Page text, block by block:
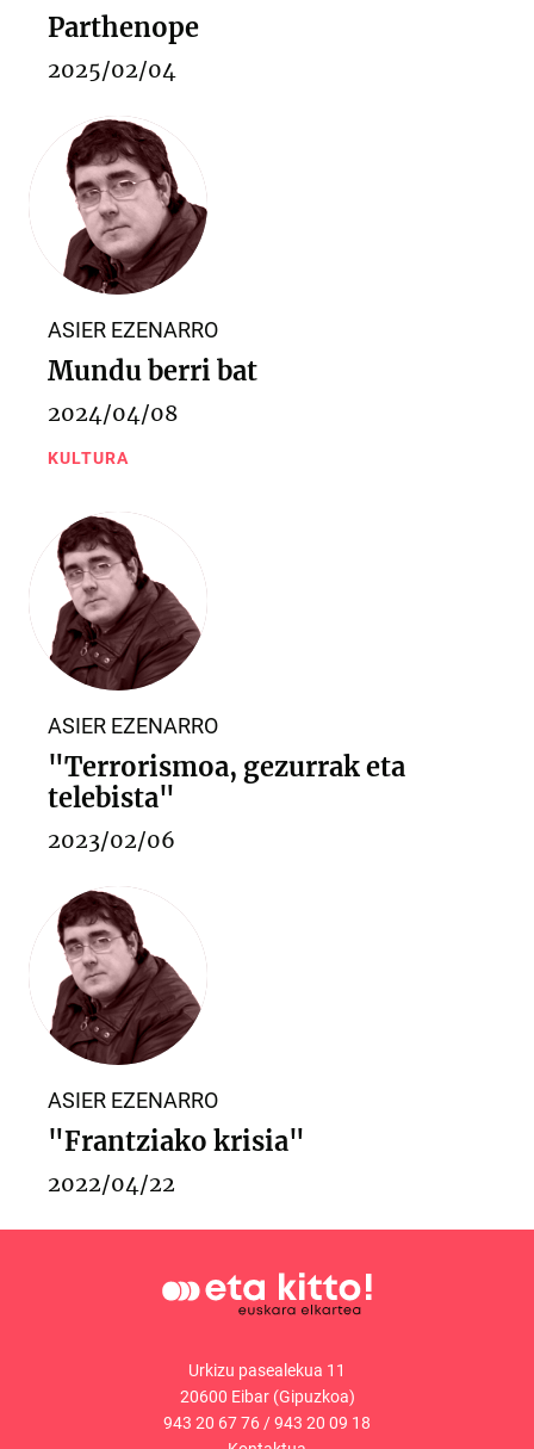
Parthenope
2025/02/04
ASIER EZENARRO
Mundu berri bat
2024/04/08
KULTURA
ASIER EZENARRO
"Terrorismoa, gezurrak eta
telebista"
2023/02/06
ASIER EZENARRO
"Frantziako krisia"
2022/04/22
Urkizu pasealekua 11
20600 Eibar (Gipuzkoa)
943 20 67 76 /943 20 09 18